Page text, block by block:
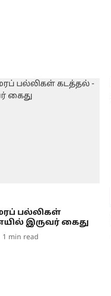
பல்லிகள்
இருவர் கைது
1 min read